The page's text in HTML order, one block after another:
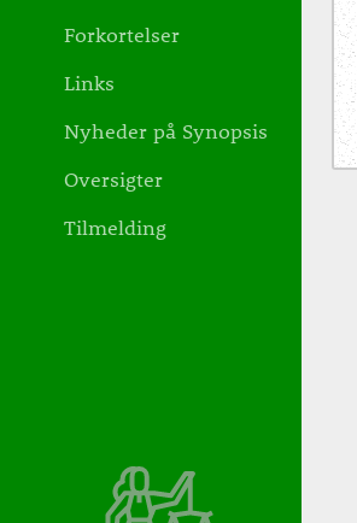
Forkortelser
Links
Nyheder på Synopsis
Oversigter
Tilmelding